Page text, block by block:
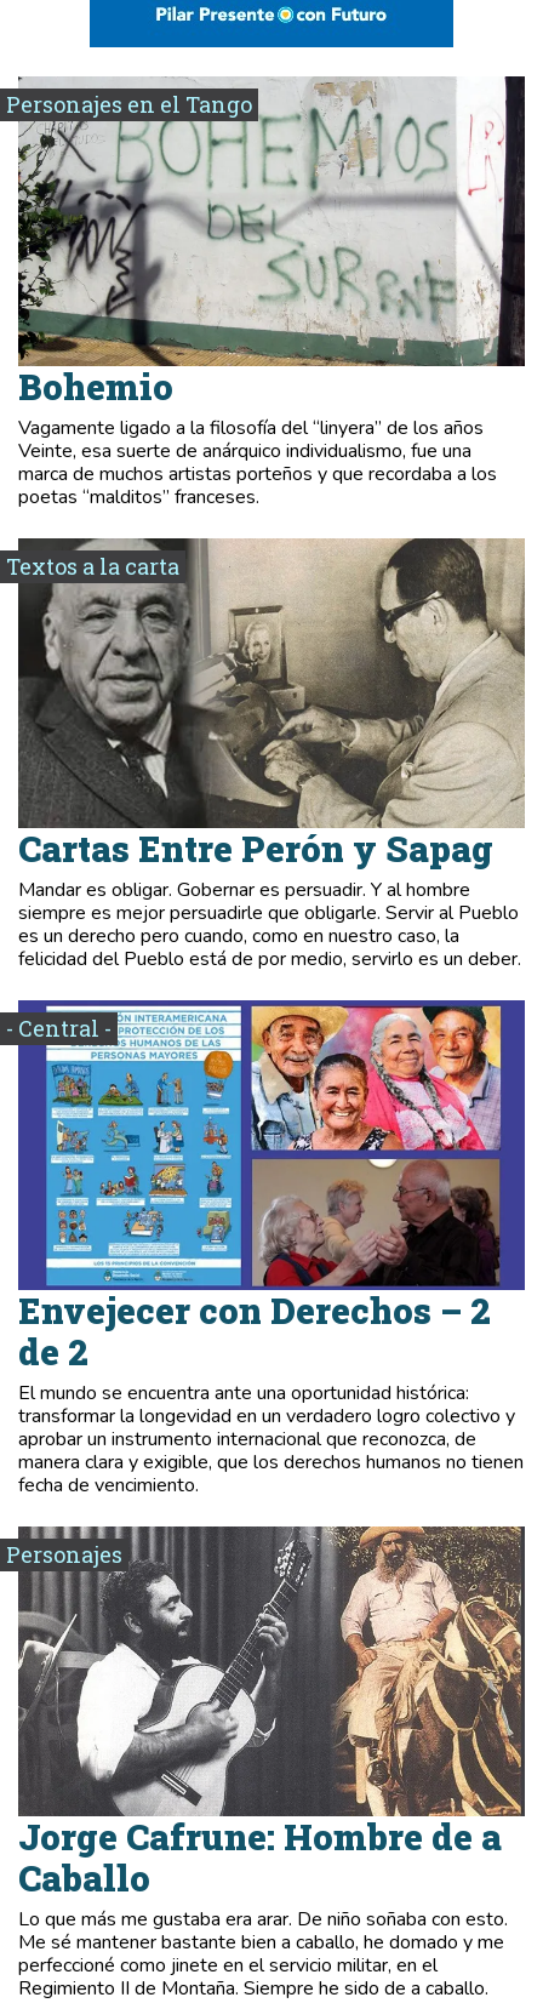
Personajes en el Tango
Bohemio
Vagamente ligado a la filosofía del “linyera” de los años
Veinte, esa suerte de anárquico individualismo, fue una
marca de muchos artistas porteños y que recordaba a los
poetas “malditos” franceses.
Textos a la carta
Cartas Entre Perón y Sapag
Mandar es obligar. Gobernar es persuadir. Y al hombre
siempre es mejor persuadirle que obligarle. Servir al Pueblo
es un derecho pero cuando, como en nuestro caso, la
felicidad del Pueblo está de por medio, servirlo es un deber.
- Central -
Envejecer con Derechos – 2
de 2
El mundo se encuentra ante una oportunidad histórica:
transformar la longevidad en un verdadero logro colectivo y
aprobar un instrumento internacional que reconozca, de
manera clara y exigible, que los derechos humanos no tienen
fecha de vencimiento.
Personajes
Jorge Cafrune: Hombre de a
Caballo
Lo que más me gustaba era arar. De niño soñaba con esto.
Me sé mantener bastante bien a caballo, he domado y me
perfeccioné como jinete en el servicio militar, en el
Regimiento II de Montaña. Siempre he sido de a caballo.